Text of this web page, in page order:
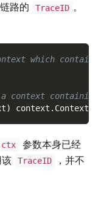
路的 TraceID 。
which
context
) context . Context
ctx
参数本身已经
该 TraceID
，并不